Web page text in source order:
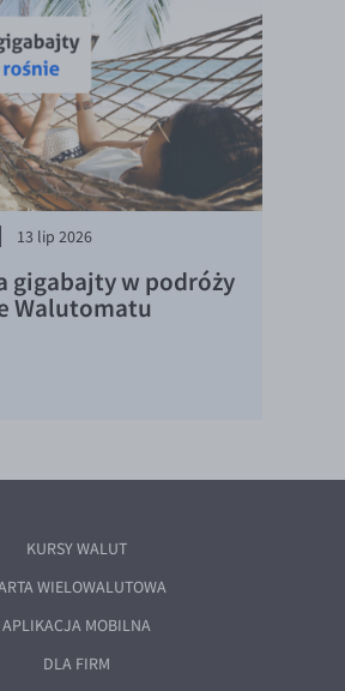
13 lip 2026
gigabajty w podróży
Walutomatu
KURSY WALUT
WIELOWALUTOWA
APLIKACJA MOBILNA
DLA FIRM